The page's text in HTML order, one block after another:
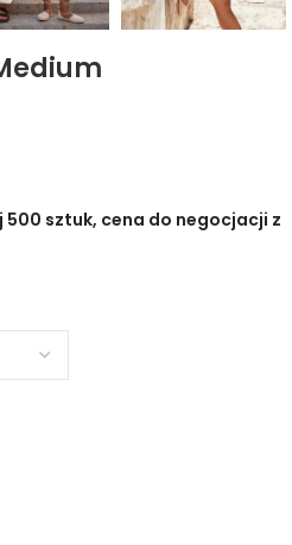
500 sztuk, cena do negocjacji z